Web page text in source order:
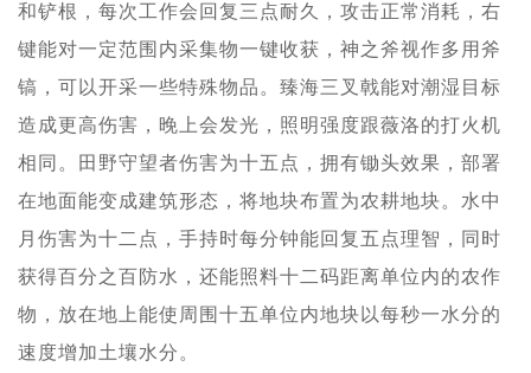
和铲根，每次工作会回复三点耐久，攻击正常消耗，右
键能对一定范围内采集物一键收获，神之斧视作多用斧
镐，可以开采一些特殊物品。臻海三叉戟能对潮湿目标
造成更高伤害，晚上会发光，照明强度跟薇洛的打火机
相同。田野守望者伤害为十五点，拥有锄头效果，部署
在地面能变成建筑形态，将地块布置为农耕地块。水中
月伤害为十二点，手持时每分钟能回复五点理智，同时
获得百分之百防水，还能照料十二码距离单位内的农作
物，放在地上能使周围十五单位内地块以每秒一水分的
速度增加土壤水分。